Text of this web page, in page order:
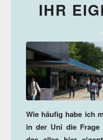
IHR
Wie häufig habe ich
in der Uni die Frage